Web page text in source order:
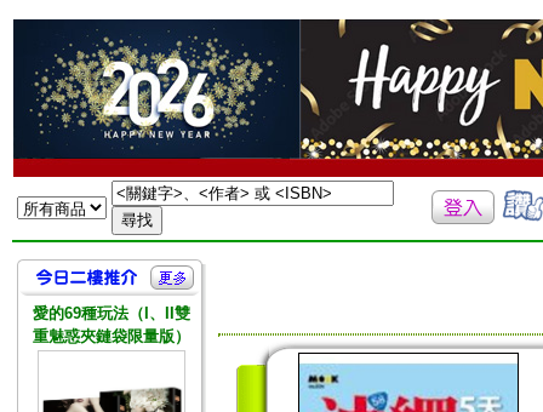
愛的69種玩法（I、II雙
重魅惑夾鏈袋限量版）